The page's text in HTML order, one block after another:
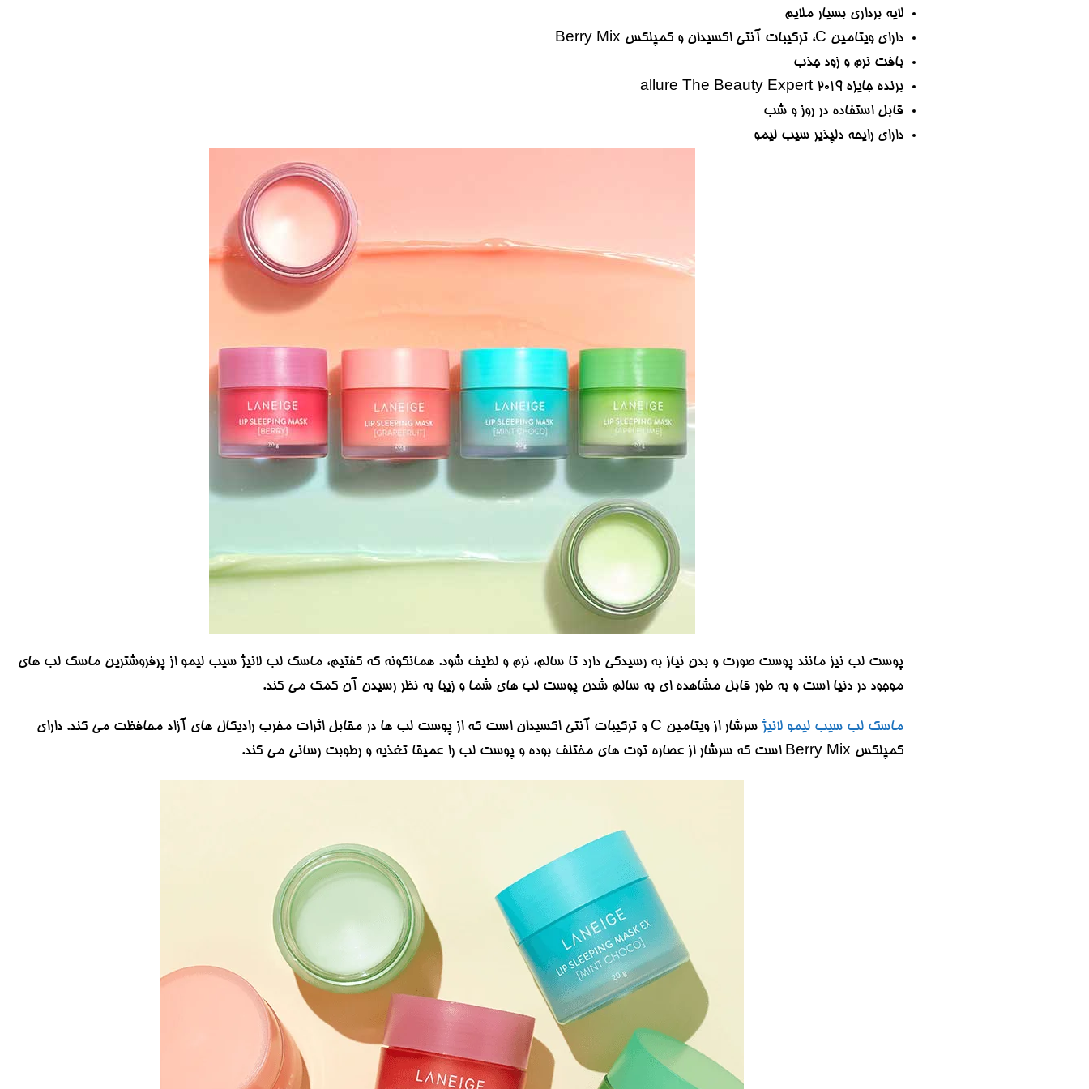
لایه برداری بسیار ملایم
دارای ویتامین C، ترکیبات آنتی اکسیدان و کمپلکس Berry Mix
بافت نرم و زود جذب
برنده جایزه allure The Beauty Expert 2019
قابل استفاده در روز و شب
دارای رایحه دلپذیر سیب لیمو
پوست لب نیز مانند پوست صورت و بدن نیاز به رسیدگی دارد تا سالم، نرم و لطیف شود. همانگونه که گفتیم، ماسک لب لانیژ سیب لیمو از پرفروشترین ماسک لب های
موجود در دنیا است و به طور قابل مشاهده ای به سالم شدن پوست لب های شما و زیبا به نظر رسیدن آن کمک می کند.
ماسک لب سیب لیمو لانیژ
سرشار از ویتامین C و ترکیبات آنتی اکسیدان است که از پوست لب ها در مقابل اثرات مخرب رادیکال های آزاد محافظت می کند. دارای
کمپلکس Berry Mix است که سرشار از عصاره توت های مختلف بوده و پوست لب را عمیقا تغذیه و رطوبت رسانی می کند.